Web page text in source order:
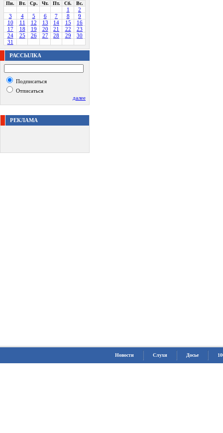
Пн. Вт. Ср. Чт. Пт. Сб. Вс.
1
2
3
4 5 6 7 8
9
10
11 12 13 14 15
16
17
18 19 20 21 22
23
24
25 26 27 28 29
30
31
РАССЫЛКА
Подписаться
Отписаться
далее
РЕКЛАМА
Новости Слухи Досье